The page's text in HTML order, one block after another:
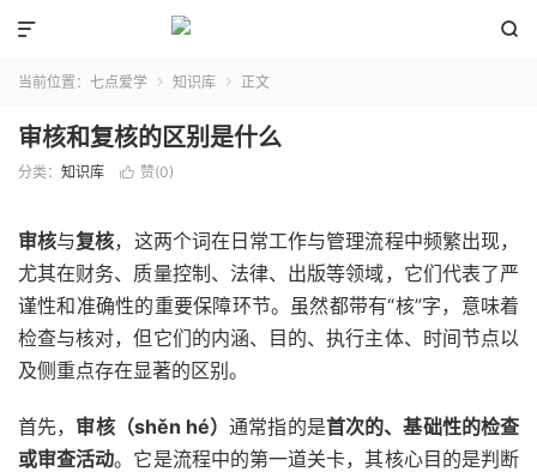


当前位置： 七点爱学  知识库  正文
审核和复核的区别是什么
分类： 知识库  赞(0)
审核与复核，这两个词在日常工作与管理流程中频繁出现，
尤其在财务、质量控制、法律、出版等领域，它们代表了严
谨性和准确性的重要保障环节。虽然都带有“核”字，意味着
检查与核对，但它们的内涵、目的、执行主体、时间节点以
及侧重点存在显著的区别。
首先， 审核（shěn hé）通常指的是首次的、基础性的检查
或审查活动。它是流程中的第一道关卡，其核心目的是判断